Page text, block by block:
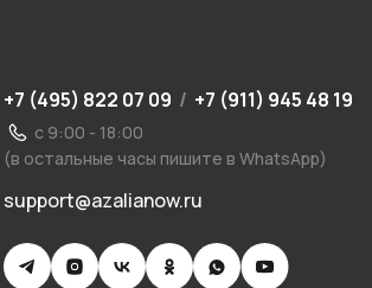
+7 (495) 822 07 09 / +7 (911) 945 48 19
с 9:00 - 18:00
(в остальные часы пишите в WhatsApp)
support@azalianow.ru